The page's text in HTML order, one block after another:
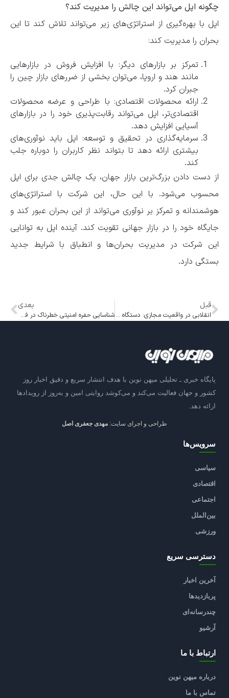
چگونه اپل می‌تواند این چالش را مدیریت کند؟
اپل با بهره‌گیری از استراتژی‌های زیر می‌تواند تلاش کند تا این
بحران را مدیریت کند:
تمرکز بر بازارهای دیگر: با افزایش فروش در بازارهایی
مانند هند و اروپا، می‌توان بخشی از ضررهای بازار چین را
جبران کرد.
ارائه محصولات اقتصادی: با طراحی و عرضه محصولات
اقتصادی‌تر، اپل می‌تواند رقابت‌پذیری خود را در بازارهای
آسیایی افزایش دهد.
سرمایه‌گذاری در تحقیق و توسعه: اپل باید نوآوری‌های
بیشتری ارائه دهد تا بتواند نظر کاربران را دوباره جلب
کند.
از دست دادن بزرگ‌ترین بازار جهان، یک چالش جدی برای اپل
محسوب می‌شود. با این حال، این شرکت با استراتژی‌های
هوشمندانه و تمرکز بر نوآوری می‌تواند از این بحران عبور کند و
جایگاه خود را در بازار جهانی تقویت کند. آینده اپل به توانایی
این شرکت در مدیریت بحران‌ها و انطباق با شرایط جدید
بستگی دارد.
قبل
انقلابی در واقعیت مجازی: دستگاه e-Taste طعم واقعی غذاها را شبیه‌سازی می‌کند
بعدی
شناسایی حفره امنیتی خطرناک در فیسبوک توسط محقق ایرانی؛ جایزه ۱۰۰ هزار دلاری
پایگاه خبری ـ تحلیلی میهن نوین با هدف انتشار سریع و دقیق اخبار روز
کشور و جهان فعالیت می‌کند و می‌کوشد روایتی امین و به‌روز از رویدادها
ارائه دهد.
طراحی و اجرای سایت: مهدی جعفری اصل
سرویس‌ها
سیاسی
اقتصادی
اجتماعی
بین‌الملل
ورزشی
دسترسی سریع
آخرین اخبار
پربازدیدها
چندرسانه‌ای
آرشیو
ارتباط با ما
درباره میهن نوین
تماس با ما